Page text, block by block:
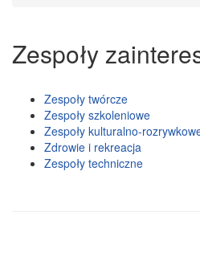
Zespoły
Zespoły twórcze
Zespoły szkoleniowe
Zespoły kulturalno-
Zdrowie i rekreacja
Zespoły techniczne